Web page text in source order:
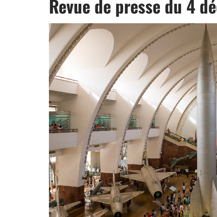
Revue de presse du 4